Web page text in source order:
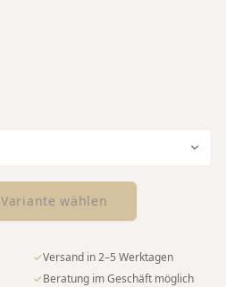
Variante wählen
✓Versand in 2–5 Werktagen
✓Beratung im Geschäft möglich